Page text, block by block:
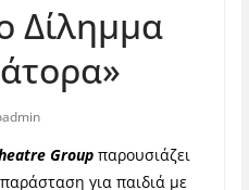
Δίλημμα
Group παρουσιάζει
για παιδιά με